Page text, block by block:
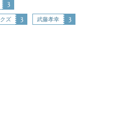
3
クズ 3 武藤孝幸 3